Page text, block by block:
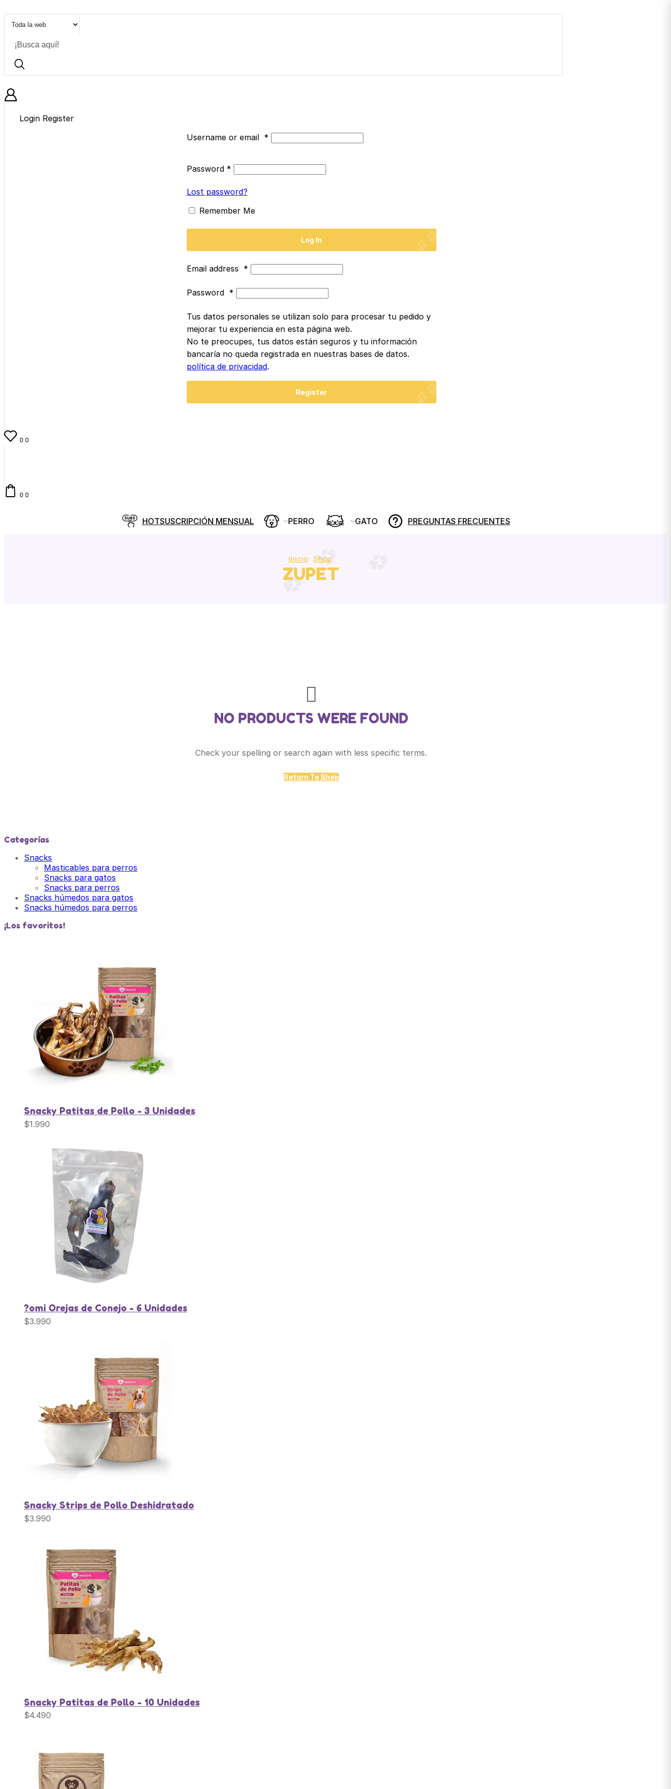
Login Register
Username or email *
Password *
Lost password?
Remember Me
Log In
Email address *
Password *
Tus datos personales se utilizan solo para procesar tu pedido y
mejorar tu experiencia en esta página web.
No te preocupes, tus datos están seguros y tu información
bancaría no queda registrada en nuestras bases de datos.
política de privacidad.
Register
0 0
0 0
SUSCRIPCIÓN MENSUAL
HOT PERRO GATO PREGUNTAS FRECUENTES
Inicio Shop
ZUPET
NO PRODUCTS WERE FOUND
Check your spelling or search again with less specific terms.
Return To Shop
Categorías
Snacks
Masticables para perros
Snacks para gatos
Snacks para perros
Snacks húmedos para gatos
Snacks húmedos para perros
¡Los favoritos!
Snacky Patitas de Pollo - 3 Unidades
$1.990
?omi Orejas de Conejo - 6 Unidades
$3.990
Snacky Strips de Pollo Deshidratado
$3.990
Snacky Patitas de Pollo - 10 Unidades
$4.490